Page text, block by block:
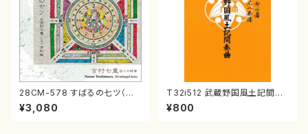
28CM-578 すばるの七ツ（二
十絃箏/クラリネット/ヴァイオリ
ン/チェロ/吉松 隆：/CD）
¥3,080
T32i512 武蔵野国風土記間奏
曲（尺八/初代 山川園松/楽譜）
都山流公刊楽譜曲番:2221
¥800